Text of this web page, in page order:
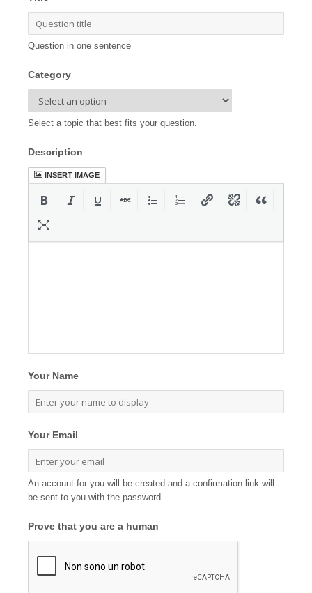
Question in one sentence
Category
Select a topic that best fits your question.
Description
INSERT IMAGE
Your Name
Your Email
An account for you will be created and a confirmation link will
be sent to you with the password.
Prove that you are a human